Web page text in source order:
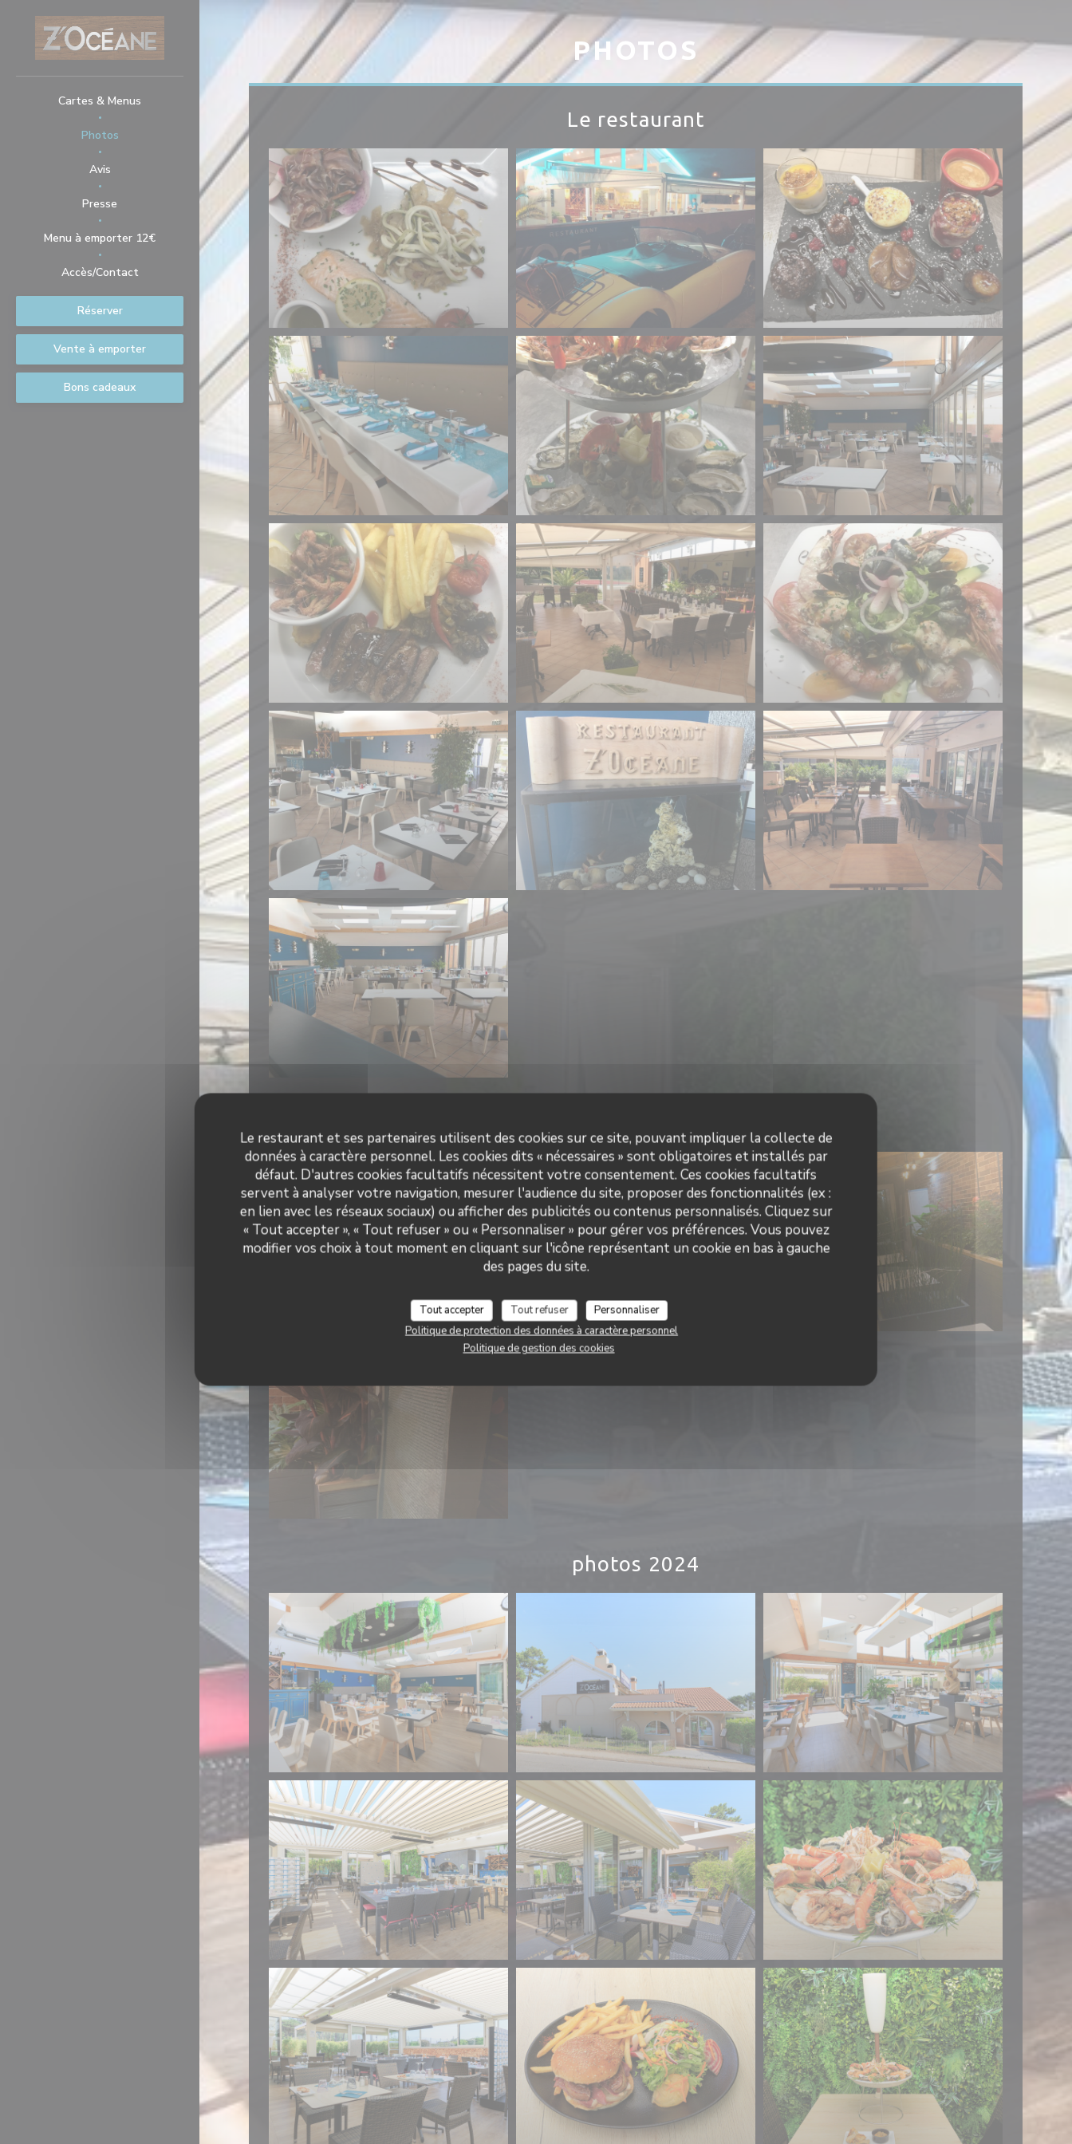
Personnalisation de vos choix en matière de cookies
Le restaurant et ses partenaires utilisent des cookies sur ce site, pouvant impliquer la collecte de
données à caractère personnel. Les cookies dits « nécessaires » sont obligatoires et installés par
défaut. D'autres cookies facultatifs nécessitent votre consentement. Ces cookies facultatifs
servent à analyser votre navigation, mesurer l'audience du site, proposer des fonctionnalités (ex :
en lien avec les réseaux sociaux) ou afficher des publicités ou contenus personnalisés. Cliquez sur
« Tout accepter », « Tout refuser » ou « Personnaliser » pour gérer vos préférences. Vous pouvez
modifier vos choix à tout moment en cliquant sur l'icône représentant un cookie en bas à gauche
des pages du site.
Tout accepter Tout refuser
Personnaliser
Politique de protection des données à caractère personnel
Politique de gestion des cookies
Cartes & Menus
Photos
Avis
Presse
Menu à emporter 12€((ouvre une nouvelle fenêtre))
Accès/Contact
Réserver
Vente à emporter
Bons cadeaux
PHOTOS
Le restaurant
photos 2024